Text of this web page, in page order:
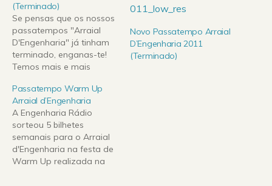
(Terminado)
Se pensas que os nossos
passatempos "Arraial
D'Engenharia" já tinham
terminado, enganas-te!
Temos mais e mais
oferecer! Se queres ver
Pendulum ou Orelha
Negra, não vais perder
esta oportunidade. A
Engenharia Rádio tem
para oferecer mais 2
bilhetes diários para o dia
Novo Passatempo Arraial
D’Engenharia 2011
(Terminado)
Passatempo Warm Up
Arraial d’Engenharia
A Engenharia Rádio
sorteou 5 bilhetes
semanais para o Arraial
d'Engenharia na festa de
Warm Up realizada na